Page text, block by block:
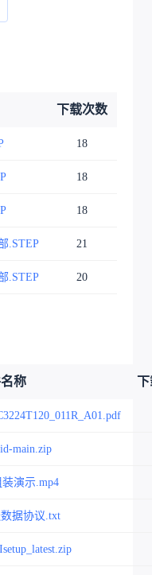
下载次数
18
18
18
.STEP 21
.STEP 20
称
main.zip
演示.mp4
据协议.txt